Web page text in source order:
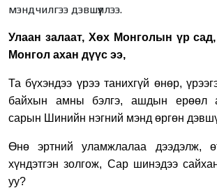
мэндчилгээ дэвшүүллээ.
Улаан залаат, Хөх Монголын үр
Монгол ахан дүүс ээ,
Та бүхэндээ үрээ танихгүй өнөр,
байхын амны бэлгэ, ашдын ерөөл
сарын Шинийн нэгний мэнд өргөн
Өнө эртний уламжлалаа дээдэлж,
хүндэтгэн золгож, Сар шинэдээ
уу?